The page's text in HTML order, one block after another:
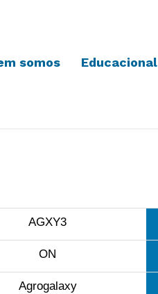
somos Educacional
AGXY3
ON
Agrogalaxy